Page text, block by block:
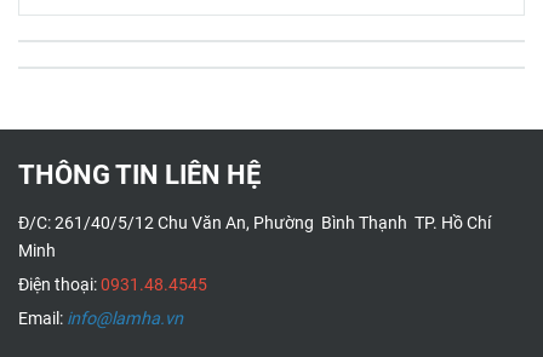
THÔNG TIN LIÊN HỆ
Đ/C: 261/40/5/12 Chu Văn An, Phường Bình Thạnh TP. Hồ Chí
Minh
Điện thoại:0931.48.4545
Email: info@lamha.vn